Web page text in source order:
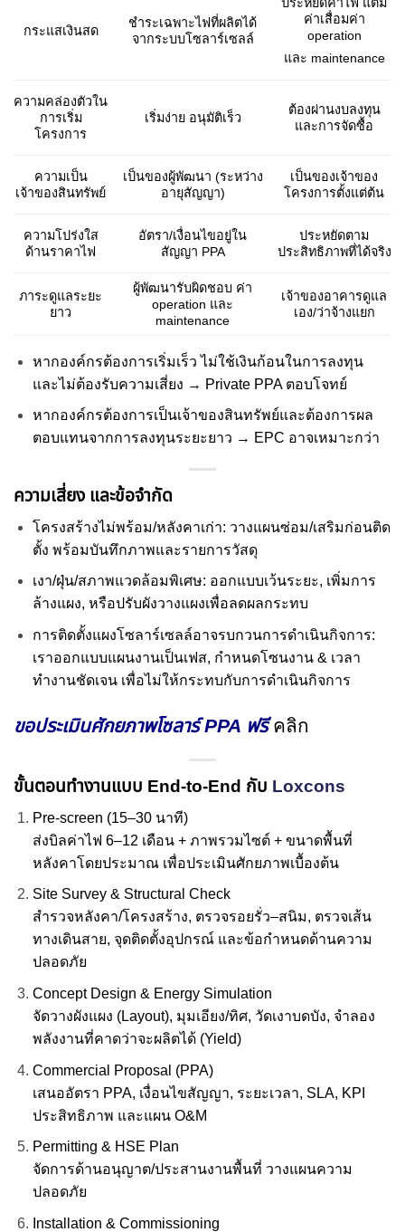
กระแสเงินสด
ชำระเฉพาะไฟที่ผลิตได้
จากระบบโซลาร์เซลล์
ค่าเสื่อมค่า
operation
และ maintenance
ความคล่องตัวใน
การเริ่ม
โครงการ
เริ่มง่าย อนุมัติเร็ว
ต้องผ่านงบลงทุน
และการจัดซื้อ
ความเป็น
เจ้าของสินทรัพย์
เป็นของผู้พัฒนา (ระหว่าง
อายุสัญญา)
เป็นของเจ้าของ
โครงการตั้งแต่ต้น
ความโปร่งใส
ด้านราคาไฟ
อัตรา/เงื่อนไขอยู่ใน
สัญญา PPA
ประหยัดตาม
ประสิทธิภาพที่ได้จริง
ภาระดูแลระยะ
ยาว
ผู้พัฒนารับผิดชอบ ค่า
operation และ
maintenance
เจ้าของอาคารดูแล
เอง/ว่าจ้างแยก
หากองค์กรต้องการเริ่มเร็ว ไม่ใช้เงินก้อนในการลงทุน
และไม่ต้องรับความเสี่ยง → Private PPA ตอบโจทย์
หากองค์กรต้องการเป็นเจ้าของสินทรัพย์และต้องการผล
ตอบแทนจากการลงทุนระยะยาว → EPC อาจเหมาะกว่า
ความเสี่ยง และข้อจำกัด
โครงสร้างไม่พร้อม/หลังคาเก่า: วางแผนซ่อม/เสริมก่อนติด
ตั้ง พร้อมบันทึกภาพและรายการวัสดุ
เงา/ฝุ่น/สภาพแวดล้อมพิเศษ: ออกแบบเว้นระยะ, เพิ่มการ
ล้างแผง, หรือปรับผังวางแผงเพื่อลดผลกระทบ
การติดตั้งแผงโซลาร์เซลล์อาจรบกวนการดำเนินกิจการ:
เราออกแบบแผนงานเป็นเฟส, กำหนดโซนงาน & เวลา
ทำงานชัดเจน เพื่อไม่ให้กระทบกับการดำเนินกิจการ
ขอประเมินศักยภาพโซลาร์ PPA ฟรี คลิก
ขั้นตอนทำงานแบบ End-to-End กับ Loxcons
Pre-screen (15–30 นาที)
ส่งบิลค่าไฟ 6–12 เดือน + ภาพรวมไซต์ + ขนาดพื้นที่
หลังคาโดยประมาณ เพื่อประเมินศักยภาพเบื้องต้น
Site Survey & Structural Check
สำรวจหลังคา/โครงสร้าง, ตรวจรอยรั่ว–สนิม, ตรวจเส้น
ทางเดินสาย, จุดติดตั้งอุปกรณ์ และข้อกำหนดด้านความ
ปลอดภัย
Concept Design & Energy Simulation
จัดวางผังแผง (Layout), มุมเอียง/ทิศ, วัดเงาบดบัง, จำลอง
พลังงานที่คาดว่าจะผลิตได้ (Yield)
Commercial Proposal (PPA)
เสนออัตรา PPA, เงื่อนไขสัญญา, ระยะเวลา, SLA, KPI
ประสิทธิภาพ และแผน O&M
Permitting & HSE Plan
จัดการด้านอนุญาต/ประสานงานพื้นที่ วางแผนความ
ปลอดภัย
Installation & Commissioning